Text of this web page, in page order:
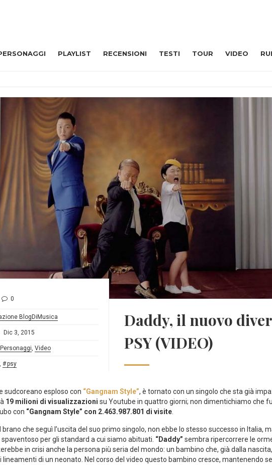
PLAYLIST RECENSIONI TESTI TOUR VIDEO
0
BlogDiMusica
Dic 3, 2015
Personaggi, Video
, psy
Daddy, il nuovo
PSY (VIDEO)
sudcoreano esploso con “Gangnam Style”, è tornato con un singolo che sta già
19 milioni di visualizzazioni su Youtube in quattro giorni; non dimentichiamo che
con “Gangnam Style” con 2.463.987.801 di visite.
brano che seguì l’uscita del suo primo singolo, non ebbe lo stesso successo in Italia,
per gli standard a cui siamo abituati. “Daddy” sembra ripercorrere le
in crisi anche la persona più seria del mondo: un bambino che, già dalla
lineamenti di un neonato. Nel corso del video questo bambino cresce, mantenendo